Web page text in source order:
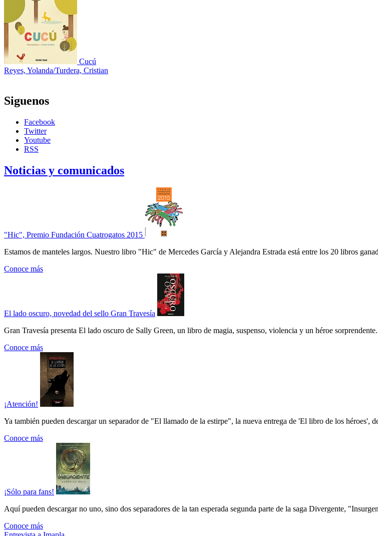
Cucú
Reyes, Yolanda/Turdera, Cristian
Siguenos
Facebook
Twitter
Youtube
RSS
Noticias y comunicados
"Hic", Premio Fundación Cuatrogatos 2015
Estamos de manteles largos. Nuestro libro "Hic" de Mercedes García y Alejandra Estrada está entre los 20 libros
Conoce más
El lado oscuro, novedad del sello Gran Travesía
Gran Travesía presenta El lado oscuro de Sally Green, un libro de magia, suspenso, violencia y un héroe
Conoce más
¡Atención!
Ya también pueden descargar un separador de "El llamado de la estirpe", la nueva entrega de 'El libro de los héroes',
Conoce más
¡Sólo para fans!
Aquí pueden descargar no uno, sino dos separadores de la tan esperada segunda parte de la saga Divergente,
Conoce más